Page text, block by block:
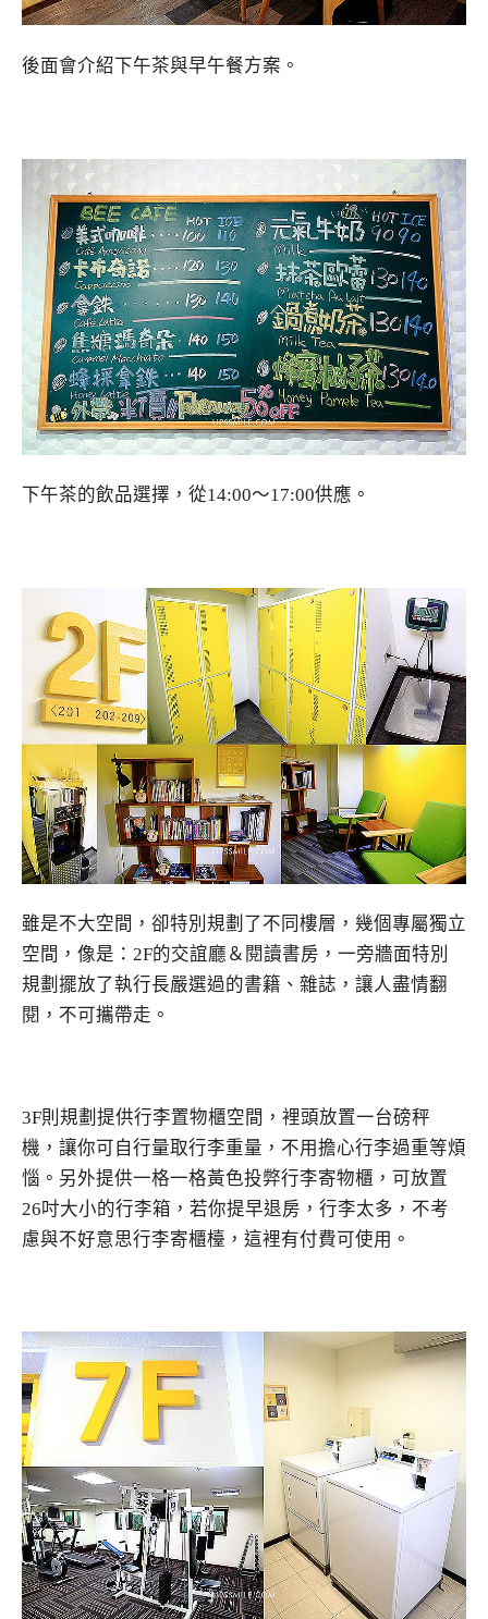
後面會介紹下午茶與早午餐方案。
下午茶的飲品選擇，從14:00～17:00供應。
雖是不大空間，卻特別規劃了不同樓層，幾個專屬獨立
空間，像是：2F的交誼廳＆閱讀書房，一旁牆面特別
規劃擺放了執行長嚴選過的書籍、雜誌，讓人盡情翻
閱，不可攜帶走。
3F則規劃提供行李置物櫃空間，裡頭放置一台磅秤
機，讓你可自行量取行李重量，不用擔心行李過重等煩
惱。另外提供一格一格黃色投弊行李寄物櫃，可放置
26吋大小的行李箱，若你提早退房，行李太多，不考
慮與不好意思行李寄櫃檯，這裡有付費可使用。